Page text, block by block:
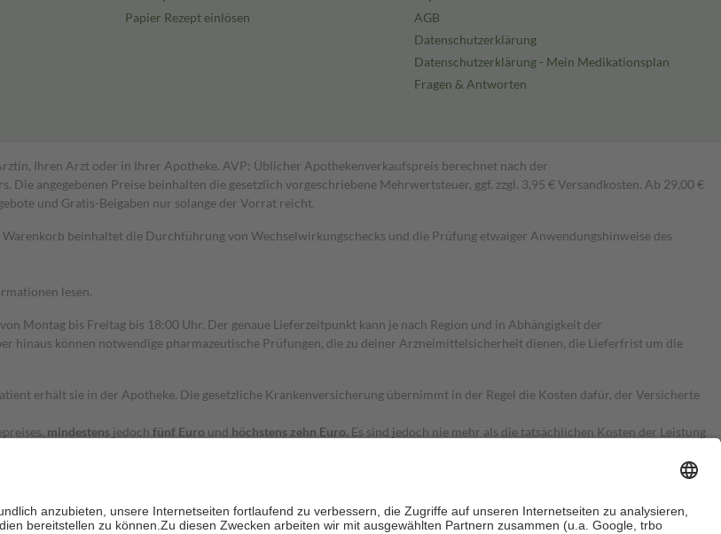
Papier Rezept einlösen
AGB
Datenschutzerklärung
Datenschutzerklärung - Mein Medikationsplan
Fragen & Antworten
Ihren Arzt oder in Ihrer Apotheke. AVP: Üblicher Apothekenverkaufspreis berechnet nach der
angegebenen Preise beinhalten die gesetzlich vorgeschriebene Mehrwertsteuer, ggf. zzgl. 3,95 € Versandkosten. Ab 29,00 €
und Gratis-Beigaben nur solange der Vorrat reicht.
beinhaltet die Durchführung von Wechselwirkungschecks und die Prüfung etwaiger Anwendungshinweise des
lesen.
Montag bis Freitag bis 18:00 Uhr. Der genaue Lieferzeitpunkt kann je nach Region und in Abhängigkeit der
hinaus können notwendige pharmazeutische Prüfungen, die zu deiner Arzneimittelsicherheit dienen, die Lieferfrist um die
erhält sie in der Apotheke. Die gesetzliche Krankenversicherung übernimmt in der Regel die Kosten dafür, der Versicherte
mindestens jedoch fünf Euro und höchstens zehn Euro. Es sind jedoch nie mehr als die tatsächlichen Kosten der Leistung
Stellung der Familie zu unterstützen, fallenkeine Zuzahlungen an bei: